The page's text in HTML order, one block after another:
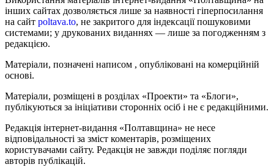
інших сайтах дозволяється лише за наявності гіперпосилання
на сайт poltava.to, не закритого для індексації пошуковими
системами; у друкованих виданнях — лише за погодженням з
редакцією.
Матеріали, позначені написом , опубліковані на комерційній
основі.
Матеріали, розміщені в розділах «Проекти» та «Блоги»,
публікуються за ініціативи сторонніх осіб і не є редакційними.
Редакція інтернет-видання «Полтавщина» не несе
відповідальності за зміст коментарів, розміщених
користувачами сайту. Редакція не завжди поділяє погляди
авторів публікацій.